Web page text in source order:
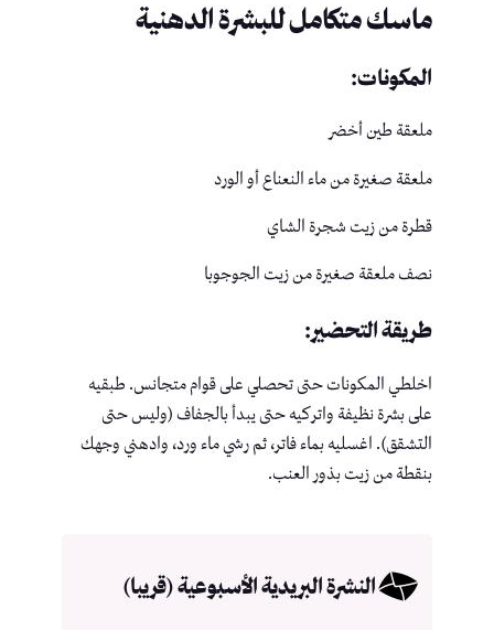
ماسك متكامل للبشرة الدهنية
المكونات:
ملعقة طين أخضر
ملعقة صغيرة من ماء النعناع أو الورد
قطرة من زيت شجرة الشاي
نصف ملعقة صغيرة من زيت الجوجوبا
طريقة التحضير:
اخلطي المكونات حتى تحصلي على قوام متجانس. طبقيه
على بشرة نظيفة واتركيه حتى يبدأ بالجفاف (وليس حتى
التشقق). اغسليه بماء فاتر، ثم رشي ماء ورد، وادهني وجهك
بنقطة من زيت بذور العنب.
النشرة البريدية الأسبوعية (قريبا)